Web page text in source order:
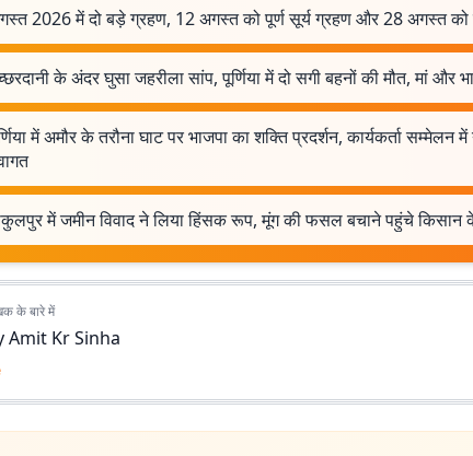
2026 में दो बड़े ग्रहण, 12 अगस्त को पूर्ण सूर्य ग्रहण और 28 अगस्त
के अंदर घुसा जहरीला सांप, पूर्णिया में दो सगी बहनों की मौत, मां और
में अमौर के तरौना घाट पर भाजपा का शक्ति प्रदर्शन, कार्यकर्ता सम्मेलन
में जमीन विवाद ने लिया हिंसक रूप, मूंग की फसल बचाने पहुंचे किसान
के बारे में
Amit Kr Sinha